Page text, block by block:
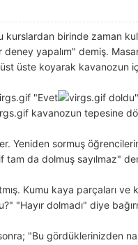
kurslardan birinde zaman
deney yapalım" demiş.
üste koyarak kavanozun
"Evet
doldu"
kavanozun tepesine
Yeniden sormuş
tam da dolmuş sayılmaz"
Kumu kaya parçaları ve
"Hayır dolmadı" diye
"Bu gördüklerinizden